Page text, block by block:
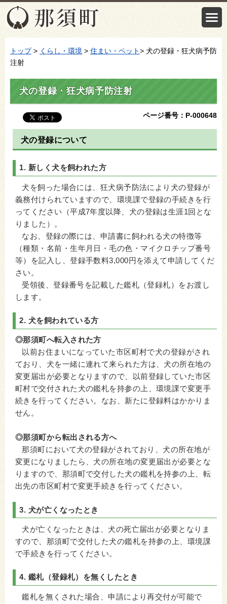
トップ> くらし・環境 > 住まい・ペット> 犬の登録・狂犬病予防
注射
犬の登録・狂犬病予防注射
ページ番号：P-000648
犬の登録について
1. 新しく犬を飼われた方
犬を飼った場合には、狂犬病予防法により犬の登録が
義務付けられていますので、環境課で登録の手続きを行
ってください（平成7年度以降、犬の登録は生涯1回とな
りました）。
なお、登録の際には、申請書に飼われる犬の特徴等
（種類・名前・生年月日・毛の色・マイクロチップ番号
等）を記入し、登録手数料3,000円を添えて申請してくだ
さい。
受領後、登録番号を記載した鑑札（登録札）をお渡し
します。
2. 犬を飼われている方
◎那須町へ転入された方
以前お住まいになっていた市区町村で犬の登録がされ
ており、犬を一緒に連れて来られた方は、犬の所在地の
変更届出が必要となりますので、以前登録していた市区
町村で交付された犬の鑑札を持参の上、環境課で変更手
続きを行ってください。なお、新たに登録料はかかりま
せん。
◎那須町から転出される方へ
那須町において犬の登録がされており、犬の所在地が
変更になりましたら、犬の所在地の変更届出が必要とな
りますので、那須町で交付した犬の鑑札を持参の上、転
出先の市区町村で変更手続きを行ってください。
3. 犬が亡くなったとき
犬が亡くなったときは、犬の死亡届出が必要となりま
すので、那須町で交付した犬の鑑札を持参の上、環境課
で手続きを行ってください。
4. 鑑札（登録札）を無くしたとき
鑑札を無くされた場合、申請により再交付が可能で